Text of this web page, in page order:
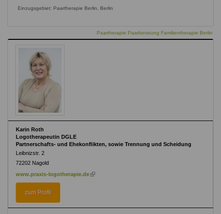
Einzugsgebiet: Paartherapie Berlin, Berlin
Paartherapie Paarberatung Familientherapie Berlin
Karin Roth
Logotherapeutin DGLE
Partnerschafts- und Ehekonﬂikten, sowie Trennung und Scheidung
Leibnizstr. 2
72202 Nagold
www.praxis-logotherapie.de (link
zum Profil